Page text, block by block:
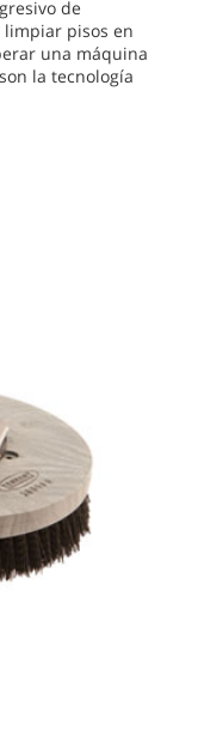
de
pisos en
una máquina
la tecnología